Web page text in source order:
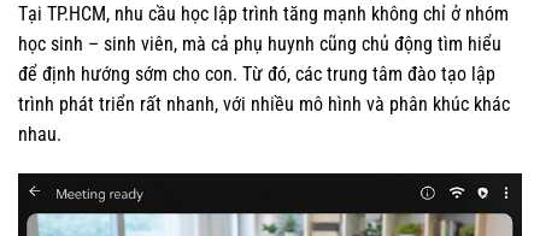
Tại TP.HCM, nhu cầu học lập trình tăng mạnh không chỉ ở nhóm
học sinh – sinh viên, mà cả phụ huynh cũng chủ động tìm hiểu
để định hướng sớm cho con. Từ đó, các trung tâm đào tạo lập
trình phát triển rất nhanh, với nhiều mô hình và phân khúc khác
nhau.